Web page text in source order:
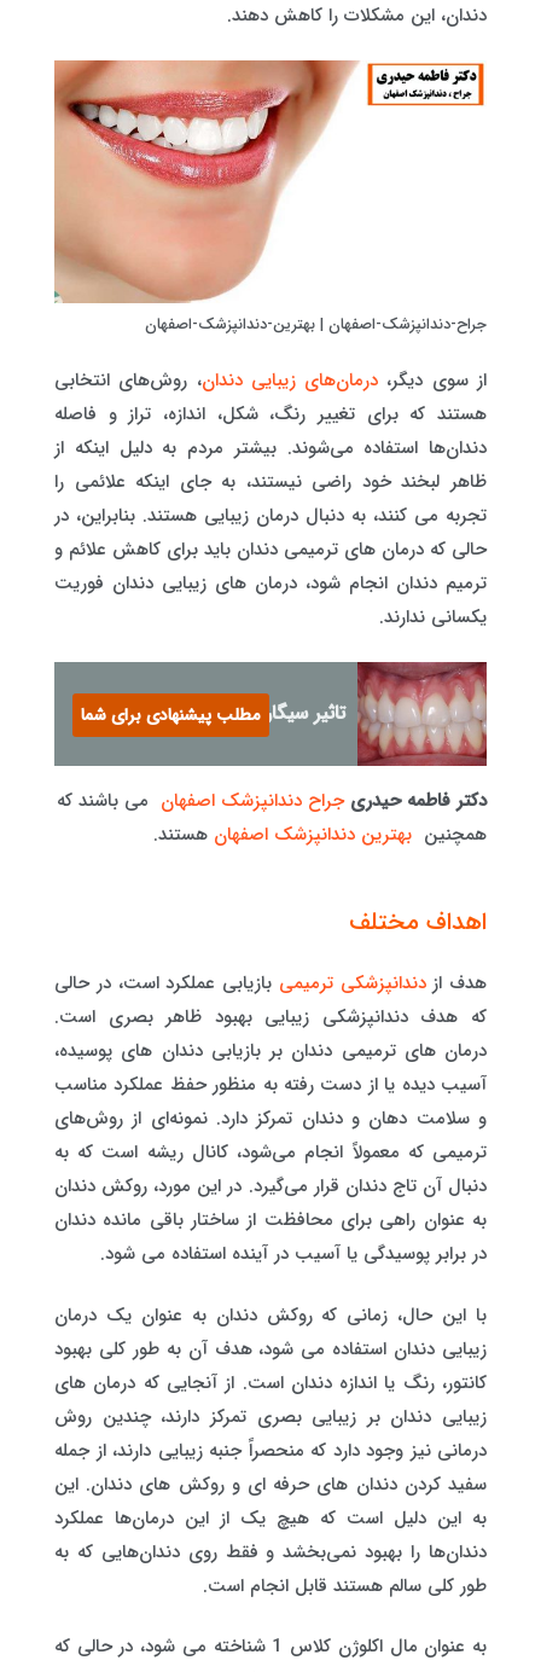
دندان، این مشکلات را کاهش دهند.
جراح-دندانپزشک-اصفهان | بهترین-دندانپزشک-اصفهان
از سوی دیگر، درمان‌های زیبایی دندان، روش‌های انتخابی
هستند که برای تغییر رنگ، شکل، اندازه، تراز و فاصله
دندان‌ها استفاده می‌شوند. بیشتر مردم به دلیل اینکه از
ظاهر لبخند خود راضی نیستند، به جای اینکه علائمی را
تجربه می کنند، به دنبال درمان زیبایی هستند. بنابراین، در
حالی که درمان های ترمیمی دندان باید برای کاهش علائم و
ترمیم دندان انجام شود، درمان های زیبایی دندان فوریت
یکسانی ندارند.
تاثیر سیگار بر لثه هامطلب پیشنهادی برای شما
دکتر فاطمه حیدری جراح دندانپزشک اصفهان می باشند که
همچنین بهترین دندانپزشک اصفهان هستند.
اهداف مختلف
هدف ازدندانپزشکی ترمیمی بازیابی عملکرد است، در حالی
که هدف دندانپزشکی زیبایی بهبود ظاهر بصری است.
درمان های ترمیمی دندان بر بازیابی دندان های پوسیده،
آسیب دیده یا از دست رفته به منظور حفظ عملکرد مناسب
و سلامت دهان و دندان تمرکز دارد. نمونه‌ای از روش‌های
ترمیمی که معمولاً انجام می‌شود، کانال ریشه است که به
دنبال آن تاج دندان قرار می‌گیرد. در این مورد، روکش دندان
به عنوان راهی برای محافظت از ساختار باقی مانده دندان
در برابر پوسیدگی یا آسیب در آینده استفاده می شود.
با این حال، زمانی که روکش دندان به عنوان یک درمان
زیبایی دندان استفاده می شود، هدف آن به طور کلی بهبود
کانتور، رنگ یا اندازه دندان است. از آنجایی که درمان های
زیبایی دندان بر زیبایی بصری تمرکز دارند، چندین روش
درمانی نیز وجود دارد که منحصراً جنبه زیبایی دارند، از جمله
سفید کردن دندان های حرفه ای و روکش های دندان. این
به این دلیل است که هیچ یک از این درمان‌ها عملکرد
دندان‌ها را بهبود نمی‌بخشد و فقط روی دندان‌هایی که به
طور کلی سالم هستند قابل انجام است.
به عنوان مال اکلوژن کلاس 1 شناخته می شود، در حالی که